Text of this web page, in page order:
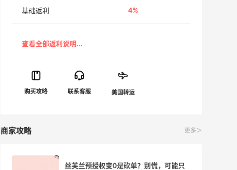
基础返利 4%
美国转运
商家攻略 更多＞
丝芙兰预授权变0是砍单？别慌，可能只